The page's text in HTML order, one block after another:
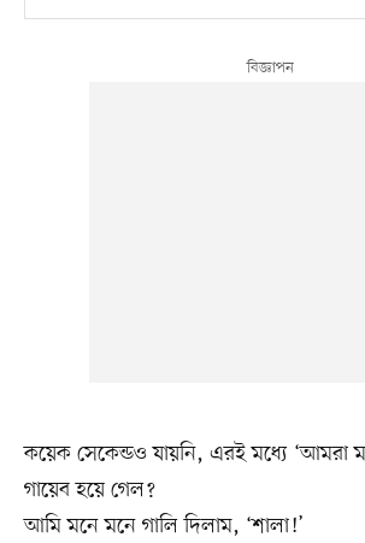
কয়েক সেকেন্ডও যায়নি, এরই মধ্যে ‘আমরা
গায়েব হয়ে গেল?
আমি মনে মনে গালি দিলাম, ‘শালা!’